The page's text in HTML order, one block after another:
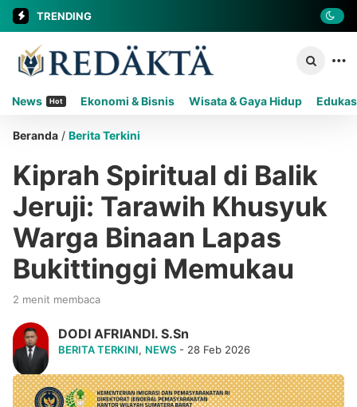
TRENDING
News Hot Ekonomi & Bisnis Wisata & Gaya Hidup
Beranda / Berita Terkini
Kiprah Spiritual di Balik
Jeruji: Tarawih Khusyuk
Warga Binaan Lapas
Bukittinggi Memukau
2 menit membaca
DODI AFRIANDI. S.Sn
BERITA TERKINI, NEWS - 28 Feb 2026